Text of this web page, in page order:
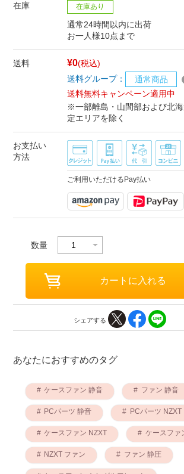
在庫 在庫あり
通常24時間以内に出荷
お一人様10点まで
送料 ¥0(税込)
送料グループ：
通常商品
送料無料キャンペーン適用中
※一部離島・山間部および北
定エリアを除く
お支払い
方法
ご利用いただけるPay払い
数量
シェアする
あなたにおすすめのタグ
ケースファン 静音 ファン 静音
PCパーツ 静音 PCパーツ NZXT
ケースファン NZXT ケースファ
NZXT ファン ファン 静圧